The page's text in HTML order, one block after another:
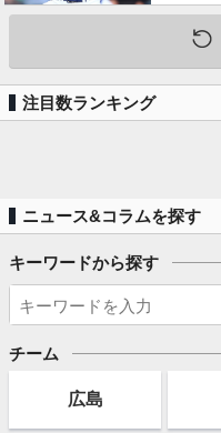
注目数ランキング
ニュース&コラムを探す
キーワードから探す
チーム
広島